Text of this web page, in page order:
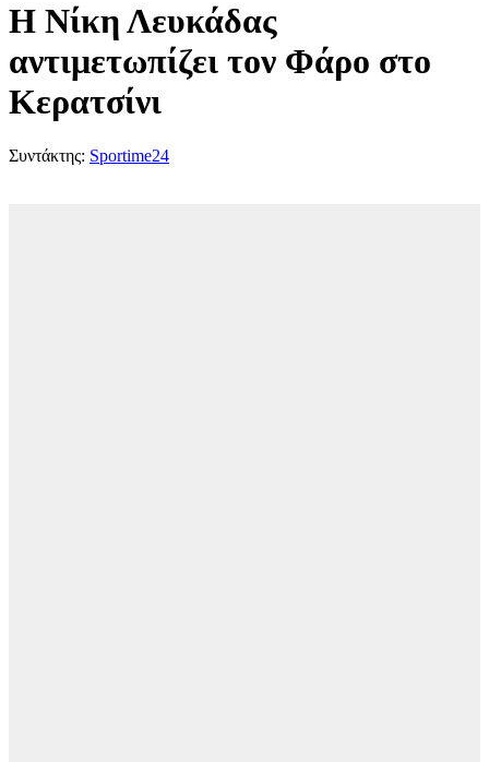
Η Νίκη Λευκάδας
αντιμετωπίζει τον Φάρο στο
Κερατσίνι
Συντάκτης: Sportime24